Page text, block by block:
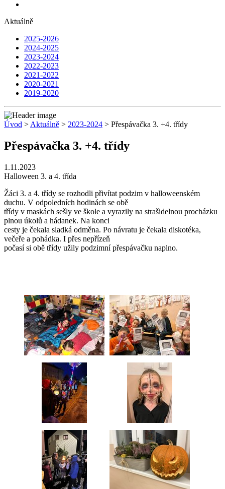
Aktuálně
2025-2026
2024-2025
2023-2024
2022-2023
2021-2022
2020-2021
2019-2020
Úvod > Aktuálně > 2023-2024 > Přespávačka 3. +4. třídy
Přespávačka 3. +4. třídy
1.11.2023
Halloween 3. a 4. třída
Žáci 3. a 4. třídy se rozhodli přivítat podzim v halloweenském
duchu. V odpoledních hodinách se obě
třídy v maskách sešly ve škole a vyrazily na strašidelnou procházku
plnou úkolů a hádanek. Na konci
cesty je čekala sladká odměna. Po návratu je čekala diskotéka,
večeře a pohádka. I přes nepřízeň
počasí si obě třídy užily podzimní přespávačku naplno.